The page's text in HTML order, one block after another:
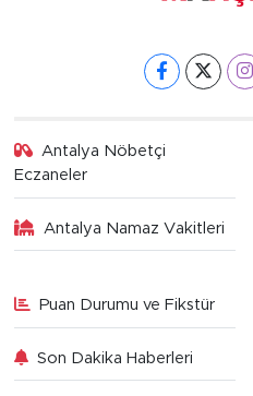
Antalya Nöbetçi
Eczaneler
Antalya Namaz Vakitleri
Puan Durumu ve Fikstür
Son Dakika Haberleri